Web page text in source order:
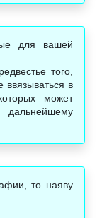
для вашей
того,
ввязываться в
может
то наяву